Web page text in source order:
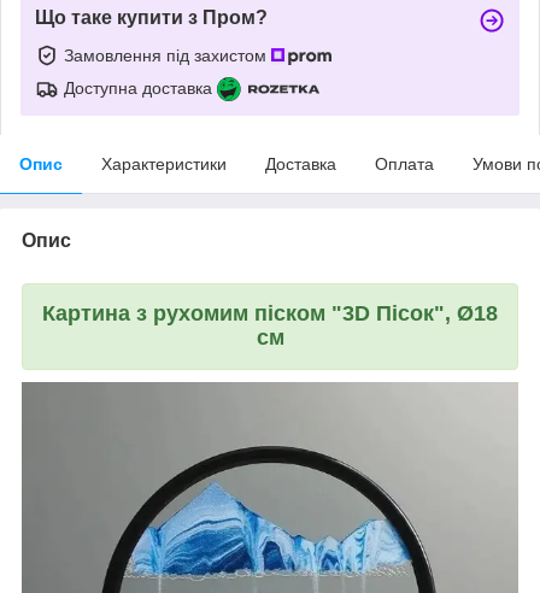
Що таке купити з Пром?
Замовлення під захистом
Доступна доставка
Опис Характеристики Доставка Оплата Умови
Опис
Картина з рухомим піском "3D Пісок", Ø18
см